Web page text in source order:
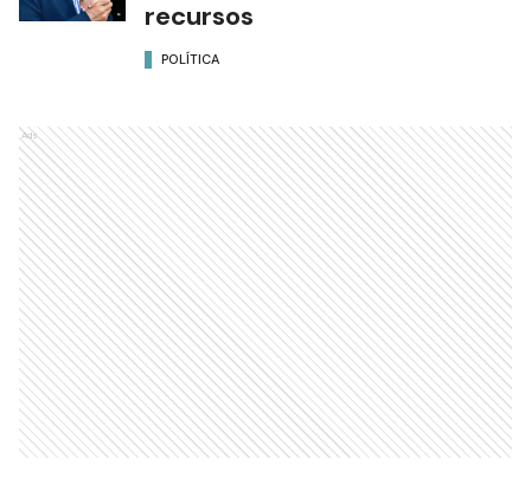
recursos
POLÍTICA
Ads